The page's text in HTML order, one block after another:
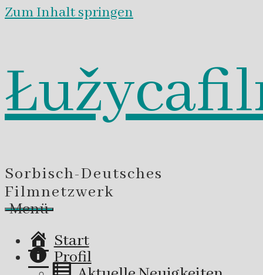
Zum Inhalt springen
Sorbisch-Deutsches
Filmnetzwerk
Menü
Start
Profil